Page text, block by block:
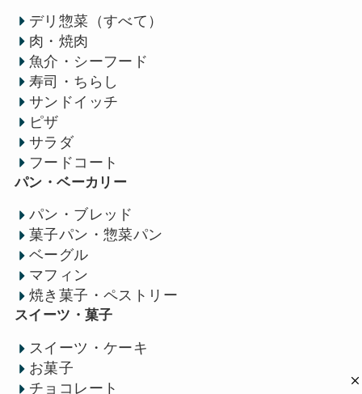
デリ惣菜（すべて）
肉・焼肉
魚介・シーフード
寿司・ちらし
サンドイッチ
ピザ
サラダ
フードコート
パン・ベーカリー
パン・ブレッド
菓子パン・惣菜パン
ベーグル
マフィン
焼き菓子・ペストリー
スイーツ・菓子
スイーツ・ケーキ
お菓子
チョコレート